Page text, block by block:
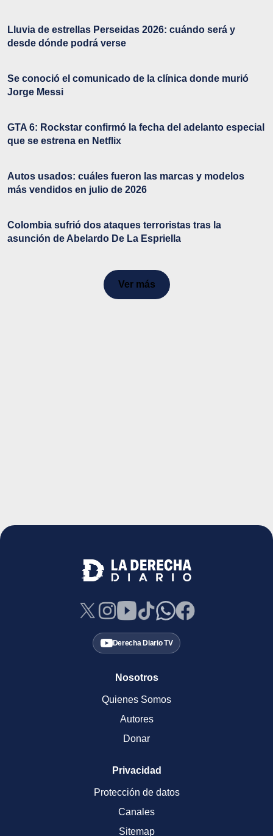
Lluvia de estrellas Perseidas 2026: cuándo será y
desde dónde podrá verse
Se conoció el comunicado de la clínica donde murió
Jorge Messi
GTA 6: Rockstar confirmó la fecha del adelanto especial
que se estrena en Netflix
Autos usados: cuáles fueron las marcas y modelos
más vendidos en julio de 2026
Colombia sufrió dos ataques terroristas tras la
asunción de Abelardo De La Espriella
Ver más
Derecha Diario TV
Nosotros
Quienes Somos
Autores
Donar
Privacidad
Protección de datos
Canales
Sitemap